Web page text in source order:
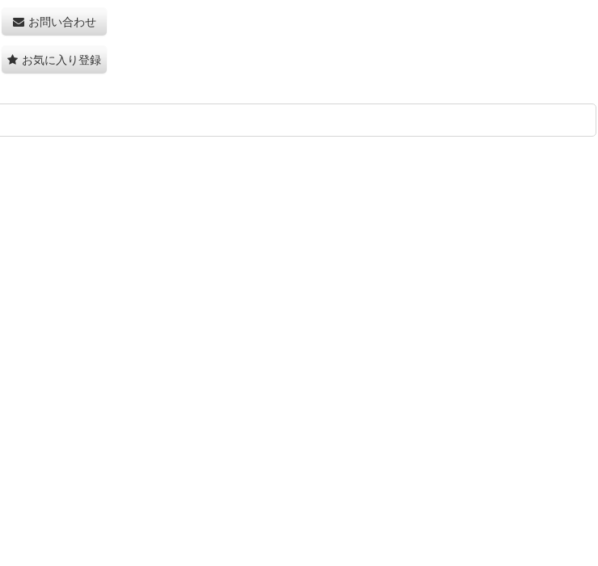
お問い合わせ
お気に入り登録